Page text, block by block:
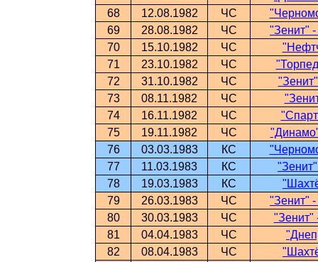
68
12.08.1982 ЧС
69
28.08.1982 ЧС
"Зенит"
70
15.10.1982 ЧС
71
23.10.1982 ЧС
72
31.10.1982 ЧС
73
08.11.1982 ЧС
74
16.11.1982 ЧС
75
19.11.1982 ЧС
76
03.03.1983 КС
77
11.03.1983 КС
78
19.03.1983 КС
79
26.03.1983 ЧС
"Зенит"
80
30.03.1983 ЧС
"Зенит"
81
04.04.1983 ЧС
82
08.04.1983 ЧС